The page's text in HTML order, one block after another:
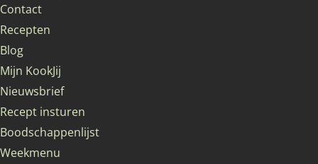
Contact
Recepten
Blog
Mijn KookJij
Nieuwsbrief
Recept insturen
Boodschappenlijst
Weekmenu